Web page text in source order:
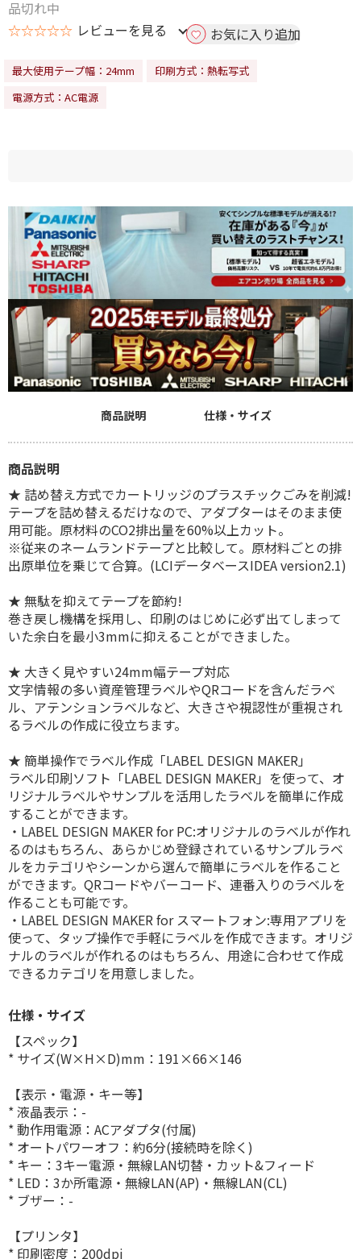
品切れ中
☆☆☆☆☆ レビューを見る お気に入り追加
最大使用テープ幅：24mm
印刷方式：熱転写式
電源方式：AC電源
商品説明 仕様・サイズ
商品説明
★ 詰め替え方式でカートリッジのプラスチックごみを削減!
テープを詰め替えるだけなので、アダプターはそのまま使
用可能。原材料のCO2排出量を60%以上カット。
※従来のネームランドテープと比較して。原材料ごとの排
出原単位を乗じて合算。(LCIデータベースIDEA version2.1)
★ 無駄を抑えてテープを節約!
巻き戻し機構を採用し、印刷のはじめに必ず出てしまって
いた余白を最小3mmに抑えることができました。
★ 大きく見やすい24mm幅テープ対応
文字情報の多い資産管理ラベルやQRコードを含んだラベ
ル、アテンションラベルなど、大きさや視認性が重視され
るラベルの作成に役立ちます。
★ 簡単操作でラベル作成「LABEL DESIGN MAKER」
ラベル印刷ソフト「LABEL DESIGN MAKER」を使って、オ
リジナルラベルやサンプルを活用したラベルを簡単に作成
することができます。
・LABEL DESIGN MAKER for PC:オリジナルのラベルが作れ
るのはもちろん、あらかじめ登録されているサンプルラベ
ルをカテゴリやシーンから選んで簡単にラベルを作ること
ができます。QRコードやバーコード、連番入りのラベルを
作ることも可能です。
・LABEL DESIGN MAKER for スマートフォン:専用アプリを
使って、タップ操作で手軽にラベルを作成できます。オリジ
ナルのラベルが作れるのはもちろん、用途に合わせて作成
できるカテゴリを用意しました。
仕様・サイズ
【スペック】
* サイズ(W×H×D)mm：191×66×146
【表示・電源・キー等】
* 液晶表示：-
* 動作用電源：ACアダプタ(付属)
* オートパワーオフ：約6分(接続時を除く)
* キー：3キー電源・無線LAN切替・カット&フィード
* LED：3か所電源・無線LAN(AP)・無線LAN(CL)
* ブザー：-
【プリンタ】
* 印刷密度：200dpi